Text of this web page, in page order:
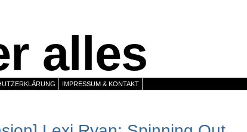
alles
IMPRESSUM & KONTAKT